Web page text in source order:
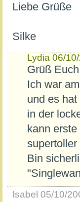
Liebe Grüße
Silke
Lydia 06/
Grüß
Ich war
und es
in der
kann
supertoller
Bin
Isabel 05/10/